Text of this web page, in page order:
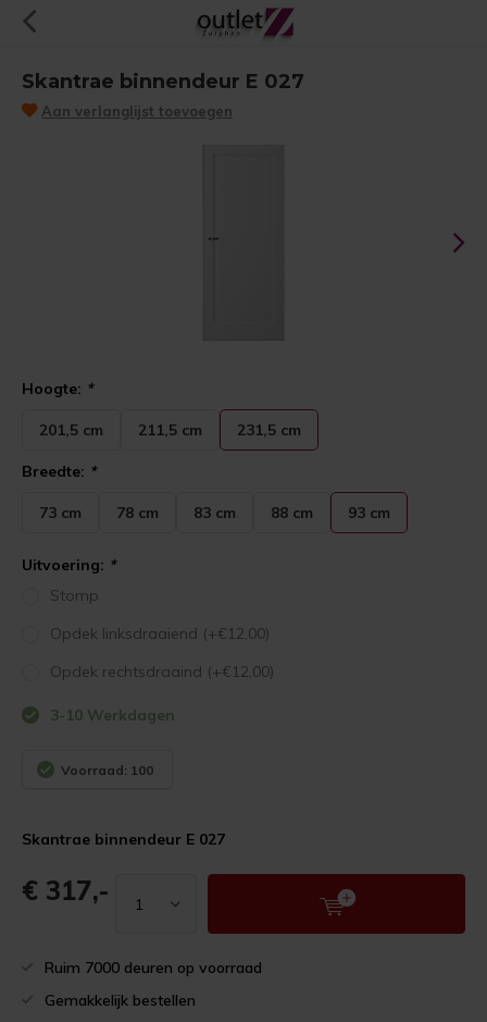
Skantrae binnendeur E 027
Aan verlanglijst toevoegen
Hoogte: *
201,5 cm 211,5 cm 231,5 cm
Breedte: *
73 cm 78 cm 83 cm 88 cm 93 cm
Uitvoering: *
Stomp
Opdek linksdraaiend (+€12,00)
Opdek rechtsdraaind (+€12,00)
3-10 Werkdagen
Voorraad: 100
Skantrae binnendeur E 027
€ 317,-
Ruim 7000 deuren op voorraad
Gemakkelijk bestellen